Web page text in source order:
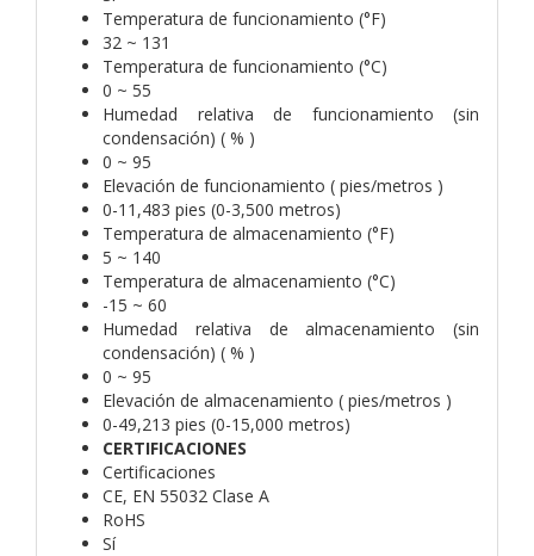
Temperatura de funcionamiento (°F)
32 ~ 131
Temperatura de funcionamiento (°C)
0 ~ 55
Humedad relativa de funcionamiento (sin
condensación) ( % )
0 ~ 95
Elevación de funcionamiento ( pies/metros )
0-11,483 pies (0-3,500 metros)
Temperatura de almacenamiento (°F)
5 ~ 140
Temperatura de almacenamiento (°C)
-15 ~ 60
Humedad relativa de almacenamiento (sin
condensación) ( % )
0 ~ 95
Elevación de almacenamiento ( pies/metros )
0-49,213 pies (0-15,000 metros)
CERTIFICACIONES
Certificaciones
CE, EN 55032 Clase A
RoHS
Sí